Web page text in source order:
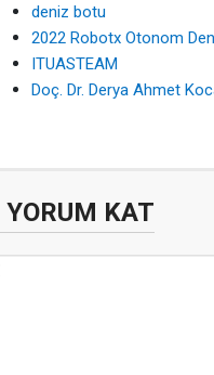
deniz botu
2022 Robotx Otonom
ITUASTEAM
Doç. Dr. Derya Ahmet
YORUM KAT